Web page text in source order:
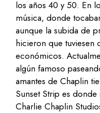
los años 40 y 50. En
música, donde
aunque la subida de
hicieron que tuviesen
económicos.
algún famoso
amantes de Chaplin
Sunset Strip es
Charlie Chaplin